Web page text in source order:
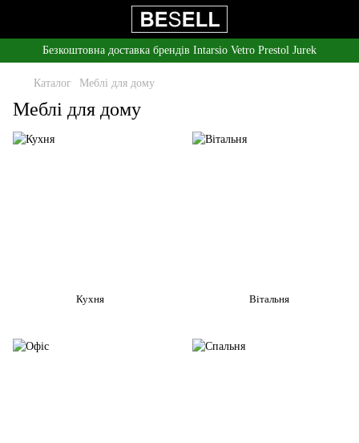
Безкоштовна доставка брендів Intarsio Vetro Prestol Jurek
Каталог Меблі для дому
Меблі для дому
Кухня Вітальня